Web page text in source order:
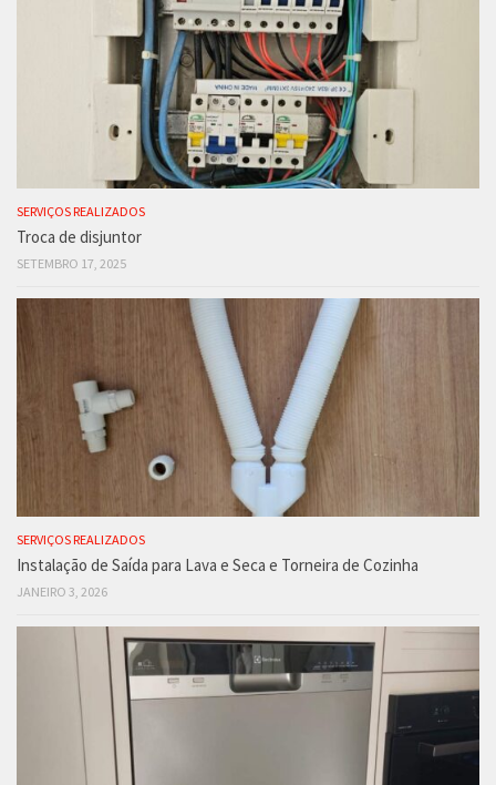
SERVIÇOS REALIZADOS
Troca de disjuntor
SETEMBRO 17, 2025
SERVIÇOS REALIZADOS
Instalação de Saída para Lava e Seca e Torneira de Cozinha
JANEIRO 3, 2026